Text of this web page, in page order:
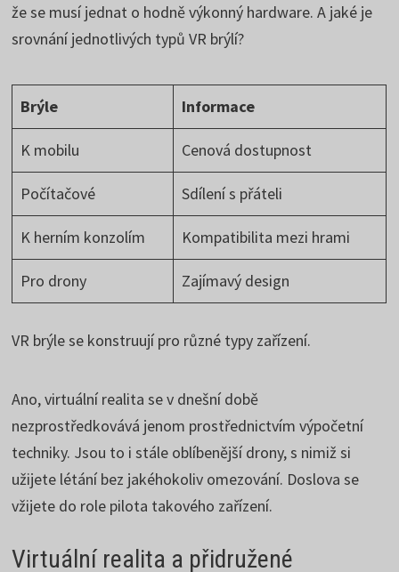
že se musí jednat o hodně výkonný hardware. A jaké je
srovnání jednotlivých typů VR brýlí?
Brýle Informace
K mobilu Cenová dostupnost
Počítačové Sdílení s přáteli
K herním konzolím Kompatibilita mezi hrami
Pro drony Zajímavý design
VR brýle se konstruují pro různé typy zařízení.
Ano, virtuální realita se v dnešní době
nezprostředkovává jenom prostřednictvím výpočetní
techniky. Jsou to i stále oblíbenější drony, s nimiž si
užijete létání bez jakéhokoliv omezování. Doslova se
vžijete do role pilota takového zařízení.
Virtuální realita a přidružené